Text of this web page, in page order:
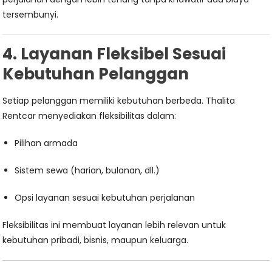
tersembunyi.
4. Layanan Fleksibel Sesuai
Kebutuhan Pelanggan
Setiap pelanggan memiliki kebutuhan berbeda. Thalita
Rentcar menyediakan fleksibilitas dalam:
Pilihan armada
Sistem sewa (harian, bulanan, dll.)
Opsi layanan sesuai kebutuhan perjalanan
Fleksibilitas ini membuat layanan lebih relevan untuk
kebutuhan pribadi, bisnis, maupun keluarga.